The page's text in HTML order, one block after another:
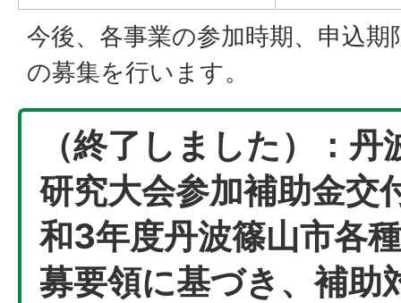
今後、各事業の参加時期、申込
の募集を行います。
（終了しました）：
研究大会参加補助金交
和3年度丹波篠山市各
募要領に基づき、補助